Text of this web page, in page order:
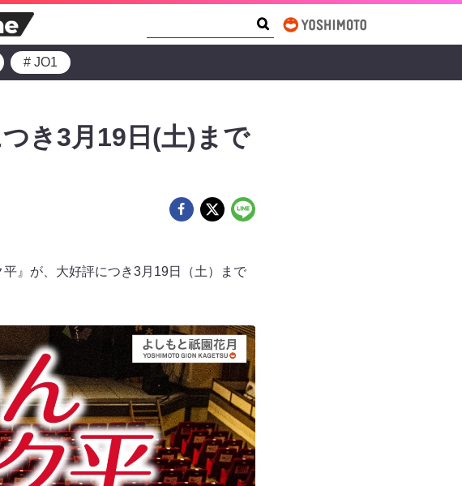
# JO1
き3月19日(土)まで
』が、大好評につき3月19日（土）まで